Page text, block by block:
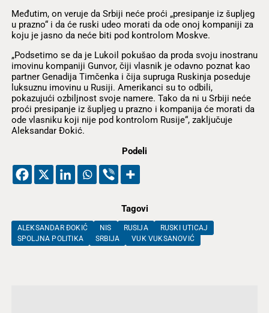
Međutim, on veruje da Srbiji neće proći „presipanje iz šupljeg
u prazno“ i da će ruski udeo morati da ode onoj kompaniji za
koju je jasno da neće biti pod kontrolom Moskve.
„Podsetimo se da je Lukoil pokušao da proda svoju inostranu
imovinu kompaniji Gunvor, čiji vlasnik je odavno poznat kao
partner Genadija Timčenka i čija supruga Ruskinja poseduje
luksuznu imovinu u Rusiji. Amerikanci su to odbili,
pokazujući ozbiljnost svoje namere. Tako da ni u Srbiji neće
proći presipanje iz šupljeg u prazno i kompanija će morati da
ode vlasniku koji nije pod kontrolom Rusije“, zaključuje
Aleksandar Đokić.
Podeli
Tagovi
ALEKSANDAR ĐOKIĆ NIS RUSIJA
RUSKI UTICAJ
SPOLJNA POLITIKA
SRBIJA VUK VUKSANOVIĆ